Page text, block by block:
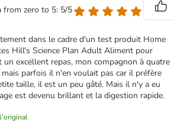
from zero to 5: 5/5
dans le cadre d'un test produit Home
Hill's Science Plan Adult Aliment pour
un excellent repas, mon compagnon à quatre
parfois il n'en voulait pas car il préfère
taille, il est un peu gâté. Mais il n'y a eu
est devenu brillant et la digestion rapide.